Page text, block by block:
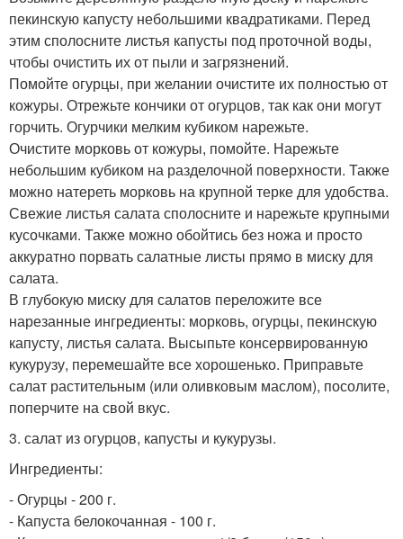
пекинскую капусту небольшими квадратиками. Перед
этим сполосните листья капусты под проточной воды,
чтобы очистить их от пыли и загрязнений.
Помойте огурцы, при желании очистите их полностью от
кожуры. Отрежьте кончики от огурцов, так как они могут
горчить. Огурчики мелким кубиком нарежьте.
Очистите морковь от кожуры, помойте. Нарежьте
небольшим кубиком на разделочной поверхности. Также
можно натереть морковь на крупной терке для удобства.
Свежие листья салата сполосните и нарежьте крупными
кусочками. Также можно обойтись без ножа и просто
аккуратно порвать салатные листы прямо в миску для
салата.
В глубокую миску для салатов переложите все
нарезанные ингредиенты: морковь, огурцы, пекинскую
капусту, листья салата. Высыпьте консервированную
кукурузу, перемешайте все хорошенько. Приправьте
салат растительным (или оливковым маслом), посолите,
поперчите на свой вкус.
3. салат из огурцов, капусты и кукурузы.
Ингредиенты:
- Огурцы - 200 г.
- Капуста белокочанная - 100 г.